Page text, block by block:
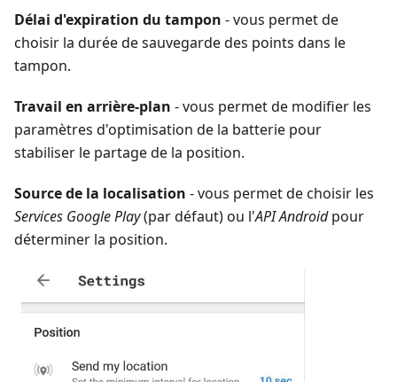
Délai d'expiration du tampon - vous permet de
choisir la durée de sauvegarde des points dans le
tampon.
Travail en arrière-plan - vous permet de modifier les
paramètres d'optimisation de la batterie pour
stabiliser le partage de la position.
Source de la localisation - vous permet de choisir les
Services Google Play(par défaut) ou l'API Androidpour
déterminer la position.